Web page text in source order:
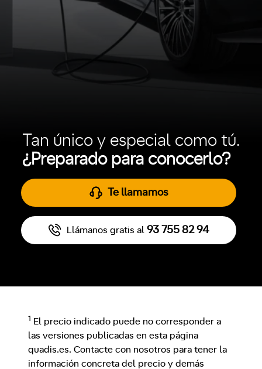
Tan único y especial como tú.
¿Preparado para conocerlo?
Te llamamos
Llámanos gratis al 93 755 82 94
1
El precio indicado puede no corresponder a
las versiones publicadas en esta página
quadis.es. Contacte con nosotros para tener la
información concreta del precio y demás